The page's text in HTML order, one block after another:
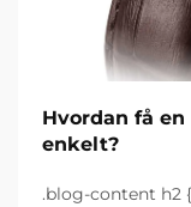
Hvordan få
enkelt?
.blog-content h2